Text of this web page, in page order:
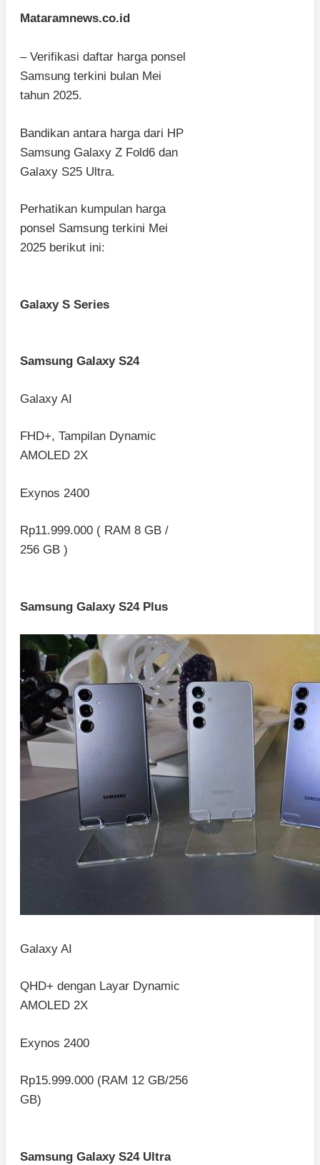
Mataramnews.co.id
– Verifikasi daftar harga ponsel
Samsung terkini bulan Mei
tahun 2025.
Bandikan antara harga dari HP
Samsung Galaxy Z Fold6 dan
Galaxy S25 Ultra.
Perhatikan kumpulan harga
ponsel Samsung terkini Mei
2025 berikut ini:
Galaxy S Series
Samsung Galaxy S24
Galaxy AI
FHD+, Tampilan Dynamic
AMOLED 2X
Exynos 2400
Rp11.999.000 ( RAM 8 GB /
256 GB )
Samsung Galaxy S24 Plus
Galaxy AI
QHD+ dengan Layar Dynamic
AMOLED 2X
Exynos 2400
Rp15.999.000 (RAM 12 GB/256
GB)
Samsung Galaxy S24 Ultra